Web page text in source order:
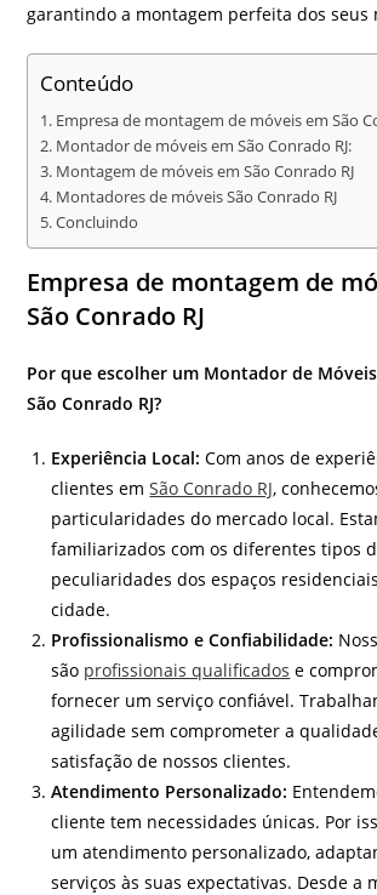
garantindo a montagem perfeita dos seus
Conteúdo
Empresa de montagem de móveis em São
Montador de móveis em São Conrado RJ:
Montagem de móveis em São Conrado RJ
Montadores de móveis São Conrado RJ
Concluindo
Empresa de montagem de
São Conrado RJ
Por que escolher um Montador de
São Conrado RJ?
Experiência Local: Com anos de
clientes emSão Conrado RJ,
particularidades do mercado local.
familiarizados com os diferentes tipos
peculiaridades dos espaços
cidade.
Profissionalismo e Confiabilidade:
são profissionais qualificados e
fornecer um serviço confiável.
agilidade sem comprometer a
satisfação de nossos clientes.
Atendimento Personalizado:
cliente tem necessidades únicas. Por
um atendimento personalizado,
serviços às suas expectativas. Desde a